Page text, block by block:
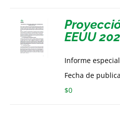
EEUU
Informe especial
Fecha de
$0